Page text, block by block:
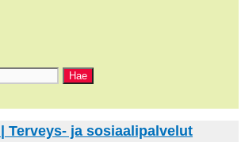
Terveys- ja sosiaalipalvelut